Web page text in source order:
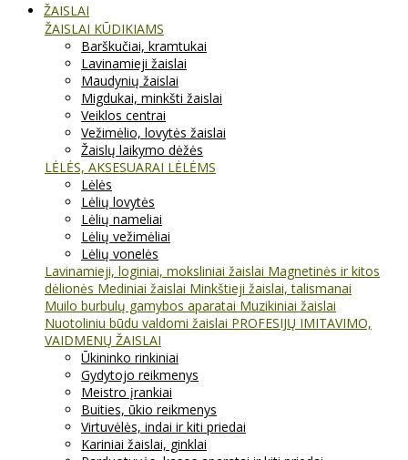
ŽAISLAI
ŽAISLAI KŪDIKIAMS
Barškučiai, kramtukai
Lavinamieji žaislai
Maudynių žaislai
Migdukai, minkšti žaislai
Veiklos centrai
Vežimėlio, lovytės žaislai
Žaislų laikymo dėžės
LĖLĖS, AKSESUARAI LĖLĖMS
Lėlės
Lėlių lovytės
Lėlių nameliai
Lėlių vežimėliai
Lėlių vonelės
Lavinamieji, loginiai, moksliniai žaislai Magnetinės ir kitos
dėlionės Mediniai žaislai Minkštieji žaislai, talismanai
Muilo burbulų gamybos aparatai Muzikiniai žaislai
Nuotoliniu būdu valdomi žaislai PROFESIJŲ IMITAVIMO,
VAIDMENŲ ŽAISLAI
Ūkininko rinkiniai
Gydytojo reikmenys
Meistro įrankiai
Buities, ūkio reikmenys
Virtuvėlės, indai ir kiti priedai
Kariniai žaislai, ginklai